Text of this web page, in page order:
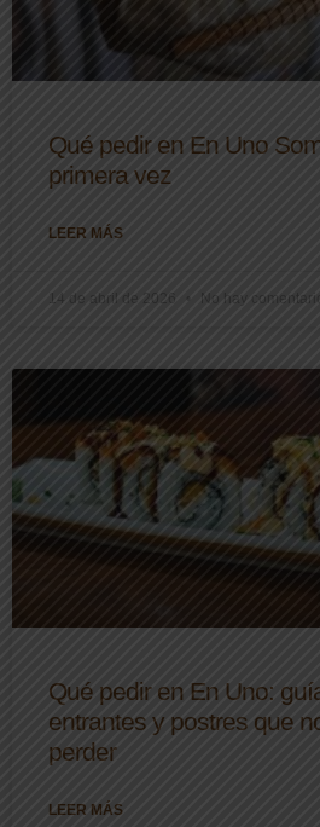
Qué pedir en En Uno
primera vez
LEER MÁS
14 de abril de 2026 No hay
Qué pedir en En Uno:
entrantes y postres que
perder
LEER MÁS